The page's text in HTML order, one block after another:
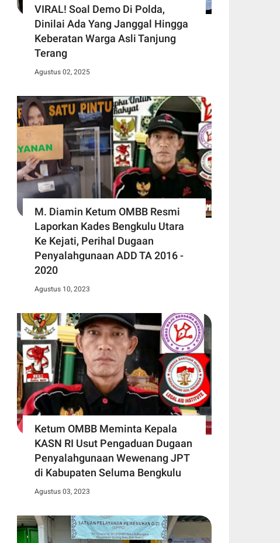
VIRAL! Soal Demo Di Polda,
Dinilai Ada Yang Janggal Hingga
Keberatan Warga Asli Tanjung
Terang
Agustus 02, 2025
M. Diamin Ketum OMBB Resmi
Laporkan Kades Bengkulu Utara
Ke Kejati, Perihal Dugaan
Penyalahgunaan ADD TA 2016 -
2020
Agustus 10, 2023
Ketum OMBB Meminta Kepala
KASN RI Usut Pengaduan Dugaan
Penyalahgunaan Wewenang JPT
di Kabupaten Seluma Bengkulu
Agustus 03, 2023